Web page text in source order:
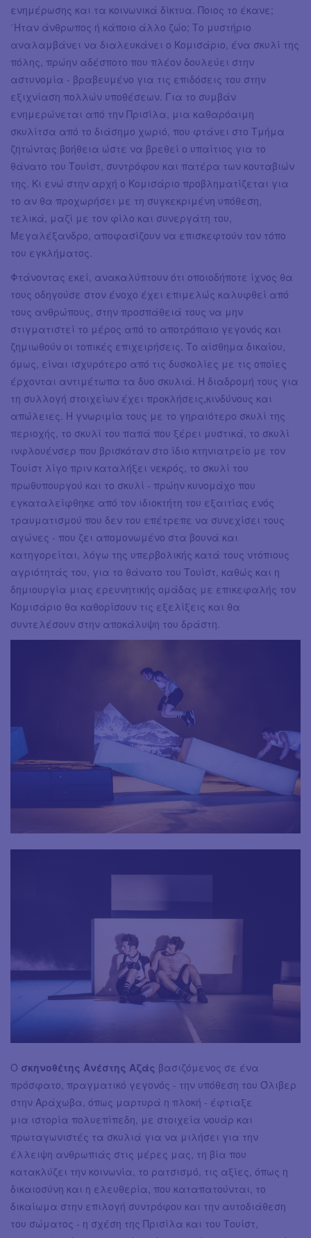
ενημέρωσης και τα κοινωνικά δίκτυα. Ποιος το έκανε;
΄Ηταν άνθρωπος ή κάποιο άλλο ζώο; Το μυστήριο
αναλαμβάνει να διαλευκάνει ο Κομισάριο, ένα σκυλί της
πόλης, πρώην αδέσποτο που πλέον δουλεύει στην
αστυνομία - βραβευμένο για τις επιδόσεις του στην
εξιχνίαση πολλών υποθέσεων. Για το συμβάν
ενημερώνεται από την Πρισίλα, μια καθαρόαιμη
σκυλίτσα από το διάσημο χωριό, που φτάνει στο Tμήμα
ζητώντας βοήθεια ώστε να βρεθεί ο υπαίτιος για το
θάνατο του Τουίστ, συντρόφου και πατέρα των κουταβιών
της. Κι ενώ στην αρχή ο Κομισάριο προβληματίζεται για
το αν θα προχωρήσει με τη συγκεκριμένη υπόθεση,
τελικά, μαζί με τον φίλο και συνεργάτη του,
Μεγαλέξανδρο, αποφασίζουν να επισκεφτούν τον τόπο
του εγκλήματος.
Φτάνοντας εκεί, ανακαλύπτουν ότι οποιοδήποτε ίχνος θα
τους οδηγούσε στον ένοχο έχει επιμελώς καλυφθεί από
τους ανθρώπους, στην προσπάθειά τους να μην
στιγματιστεί το μέρος από το αποτρόπαιο γεγονός και
ζημιωθούν οι τοπικές επιχειρήσεις. Το αίσθημα δικαίου,
όμως, είναι ισχυρότερο από τις δυσκολίες με τις οποίες
έρχονται αντιμέτωπα τα δυο σκυλιά. Η διαδρομή τους για
τη συλλογή στοιχείων έχει προκλήσεις,κινδύνους και
απώλειες. Η γνωριμία τους με το γηραιότερο σκυλί της
περιοχής, το σκυλί του παπά που ξέρει μυστικά, το σκυλί
ινφλουένσερ που βρισκόταν στο ίδιο κτηνιατρείο με τον
Τουίστ λίγο πριν καταλήξει νεκρός, το σκυλί του
πρωθυπουργού και το σκυλί - πρώην κυνομάχο που
εγκαταλείφθηκε από τον ιδιοκτήτη του εξαιτίας ενός
τραυματισμού που δεν του επέτρεπε να συνεχίσει τους
αγώνες - που ζει απομονωμένο στα βουνά και
κατηγορείται, λόγω της υπερβολικής κατά τους ντόπιους
αγριότητάς του, για το θάνατο του Τουίστ, καθώς και η
δημιουργία μιας ερευνητικής ομάδας με επικεφαλής τον
Κομισάριο θα καθορίσουν τις εξελίξεις και θα
συντελέσουν στην αποκάλυψη του δράστη.
Ο σκηνοθέτης Ανέστης Αζάς βασιζόμενος σε ένα
πρόσφατο, πραγματικό γεγονός - την υπόθεση του Όλιβερ
στην Αράχωβα, όπως μαρτυρά η πλοκή - έφτιαξε
μια ιστορία πολυεπίπεδη, με στοιχεία νουάρ και
πρωταγωνιστές τα σκυλιά για να μιλήσει για την
έλλειψη ανθρωπιάς στις μέρες μας, τη βία που
κατακλύζει την κοινωνία, το ρατσισμό, τις αξίες, όπως η
δικαιοσύνη και η ελευθερία, που καταπατούνται, το
δικαίωμα στην επιλογή συντρόφου και την αυτοδιάθεση
του σώματος - η σχέση της Πρισίλα και του Τουίστ,